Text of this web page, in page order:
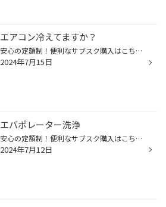
エアコン冷えてますか？
安心の定額制！便利なサブスク購入はこちらをクリック タイヤ館ネットショッピング！お買い得商品はこちらをクリック Amazon購入はこちらをクリック 去年よりエアコンの効きが少しだけ悪いかも エアコン付けて燃費の低下が気になる… そんな時はWAKO'S パワーエアコンプラスを注入です！ 一緒にエア...
2024年7月15日
エバポレーター洗浄
安心の定額制！便利なサブスク購入はこちらをクリック タイヤ館ネットショッピング！お買い得商品はこちらをクリック Amazon購入はこちらをクリック こんにちは。 エバポレーター洗浄のご紹介です。 中古で購入されたお客様がどうしても車内の臭いが気になると。 正直僕にはそこまでヒドイとは感じ...
2024年7月12日